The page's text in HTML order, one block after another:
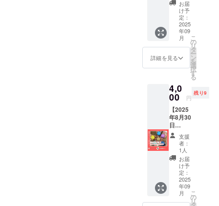
4） ・
夏休み
の浅草
観光や
自由研
究にオ
ススメ♪
・支援
費は各
自でご
負担く
ださい
作りに
ご招待
しま
す。 ・
日程：
2025年
8月7日
（木）
~（約40
場所：
人形の
久月浅
草橋総
本店
（東京
都台東
区柳橋
1-20-
4） ・
夏休み
の浅草
観光や
自由研
究にオ
ピカリ
だんご
作りイ
ベント
ご招
待】 人
形の久
月浅草
橋総本
独自新
開発！
の軽く
てかわ
いいピ
カっと
光る漆
喰磨き
だんご
作りに
ご招待
しま
す。 ・
日程：
2025年
8月30日
お届
け予
定：
2025
年09
月
詳細を見る
こ
の
リ
タ
ー
ン
を
選
択
す
る
4,0
00 円
残り9
【2025
年8月30
日
（土）
14時~開
催 漆喰
磨き☆
ピカリ
だんご
作りイ
ベント
ご招
待】 人
支援
者：
1人
お届
け予
定：
2025
年09
月
こ
の
リ